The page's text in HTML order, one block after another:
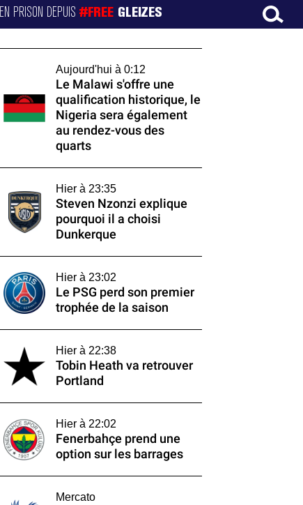
EN PRISON DEPUIS#FREE GLEIZES
Aujourd'hui à 0:12
Le Malawi s'offre une
qualification historique, le
Nigeria sera également
au rendez-vous des
quarts
Hier à 23:35
Steven Nzonzi explique
pourquoi il a choisi
Dunkerque
Hier à 23:02
Le PSG perd son premier
trophée de la saison
Hier à 22:38
Tobin Heath va retrouver
Portland
Hier à 22:02
Fenerbahçe prend une
option sur les barrages
Mercato